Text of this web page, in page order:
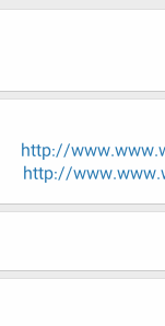
http://
http://